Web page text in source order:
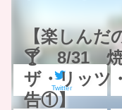
【楽しん
🍸 8/31 焼
ザ・リッツ
告①】
Twitter